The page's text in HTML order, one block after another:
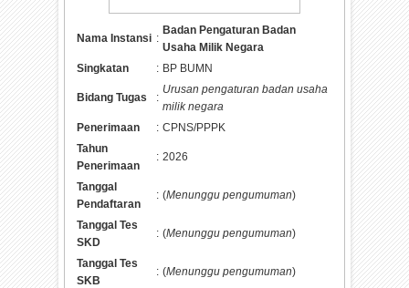
Nama Instansi :
Badan Pengaturan Badan
Usaha Milik Negara
Singkatan
: BP BUMN
Bidang Tugas :
Urusan pengaturan badan usaha
milik negara
Penerimaan
: CPNS/PPPK
Tahun
Penerimaan
: 2026
Tanggal
Pendaftaran
: (Menunggu pengumuman)
Tanggal Tes
SKD
: (Menunggu pengumuman)
Tanggal Tes
SKB
: (Menunggu pengumuman)